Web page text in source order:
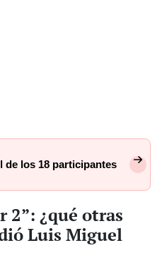
de los 18 participantes
2”: ¿qué otras
Luis Miguel